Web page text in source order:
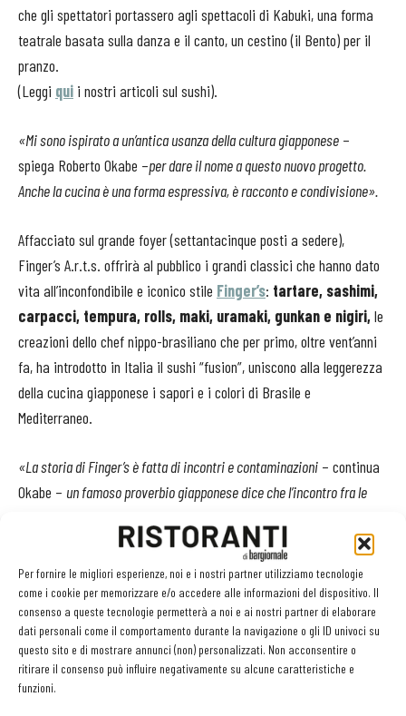
Per fornire le migliori esperienze, noi e i nostri partner utilizziamo tecnologie
come i cookie per memorizzare e/o accedere alle informazioni del dispositivo. Il
consenso a queste tecnologie permetterà a noi e ai nostri partner di elaborare
dati personali come il comportamento durante la navigazione o gli ID univoci su
questo sito e di mostrare annunci (non) personalizzati. Non acconsentire o
ritirare il consenso può influire negativamente su alcune caratteristiche e
funzioni.
che gli spettatori portassero agli spettacoli di Kabuki, una forma
teatrale basata sulla danza e il canto, un cestino (il Bento) per il
pranzo.
(Leggi qui i nostri articoli sul sushi).
«Mi sono ispirato a un’antica usanza della cultura giapponese –
spiega Roberto Okabe –per dare il nome a questo nuovo progetto.
Anche la cucina è una forma espressiva, è racconto e condivisione».
Affacciato sul grande foyer (settantacinque posti a sedere),
Finger’s A.r.t.s. offrirà al pubblico i grandi classici che hanno dato
vita all’inconfondibile e iconico stile Finger’s: tartare, sashimi,
carpacci, tempura, rolls, maki, uramaki, gunkan e nigiri,le
creazioni dello chef nippo-brasiliano che per primo, oltre vent’anni
fa, ha introdotto in Italia il sushi “fusion”, uniscono alla leggerezza
della cucina giapponese i sapori e i colori di Brasile e
Mediterraneo.
«La storia di Finger’s è fatta di incontri e contaminazioni – continua
Okabe – un famoso proverbio giapponese dice che l’incontro fra le
in un luogo che vive di arti performative e cultura: insieme alla danza,
alla musica e al teatro ora ci saranno anche le creazioni di Finger’s».
Finger’s A.r.t.s., che seguirà la programmazione del Tam Teatro
Arcimboldi,
sarà aperto anche a pranzo con la formula Bento.